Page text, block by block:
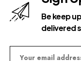
Be keep
delivered